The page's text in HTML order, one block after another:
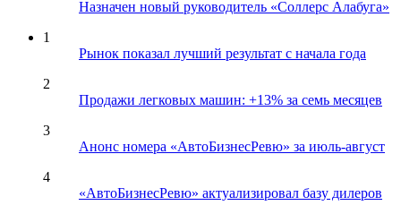
Назначен новый руководитель «Соллерс Алабуга»
1
Рынок показал лучший результат с начала года
2
Продажи легковых машин: +13% за семь месяцев
3
Анонс номера «АвтоБизнесРевю» за июль-август
4
«АвтоБизнесРевю» актуализировал базу дилеров